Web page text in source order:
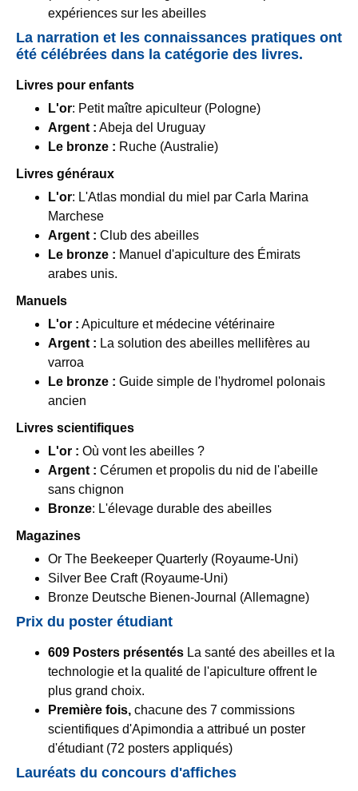
expériences sur les abeilles
La narration et les connaissances pratiques ont
été célébrées dans la catégorie des livres.
Livres pour enfants
L'or: Petit maître apiculteur (Pologne)
Argent : Abeja del Uruguay
Le bronze : Ruche (Australie)
Livres généraux
L'or: L'Atlas mondial du miel par Carla Marina
Marchese
Argent : Club des abeilles
Le bronze : Manuel d'apiculture des Émirats
arabes unis.
Manuels
L'or : Apiculture et médecine vétérinaire
Argent : La solution des abeilles mellifères au
varroa
Le bronze : Guide simple de l'hydromel polonais
ancien
Livres scientifiques
L'or : Où vont les abeilles ?
Argent : Cérumen et propolis du nid de l'abeille
sans chignon
Bronze: L'élevage durable des abeilles
Magazines
Or The Beekeeper Quarterly (Royaume-Uni)
Silver Bee Craft (Royaume-Uni)
Bronze Deutsche Bienen-Journal (Allemagne)
Prix du poster étudiant
609 Posters présentés La santé des abeilles et la
technologie et la qualité de l'apiculture offrent le
plus grand choix.
Première fois, chacune des 7 commissions
scientifiques d'Apimondia a attribué un poster
d'étudiant (72 posters appliqués)
Lauréats du concours d'affiches